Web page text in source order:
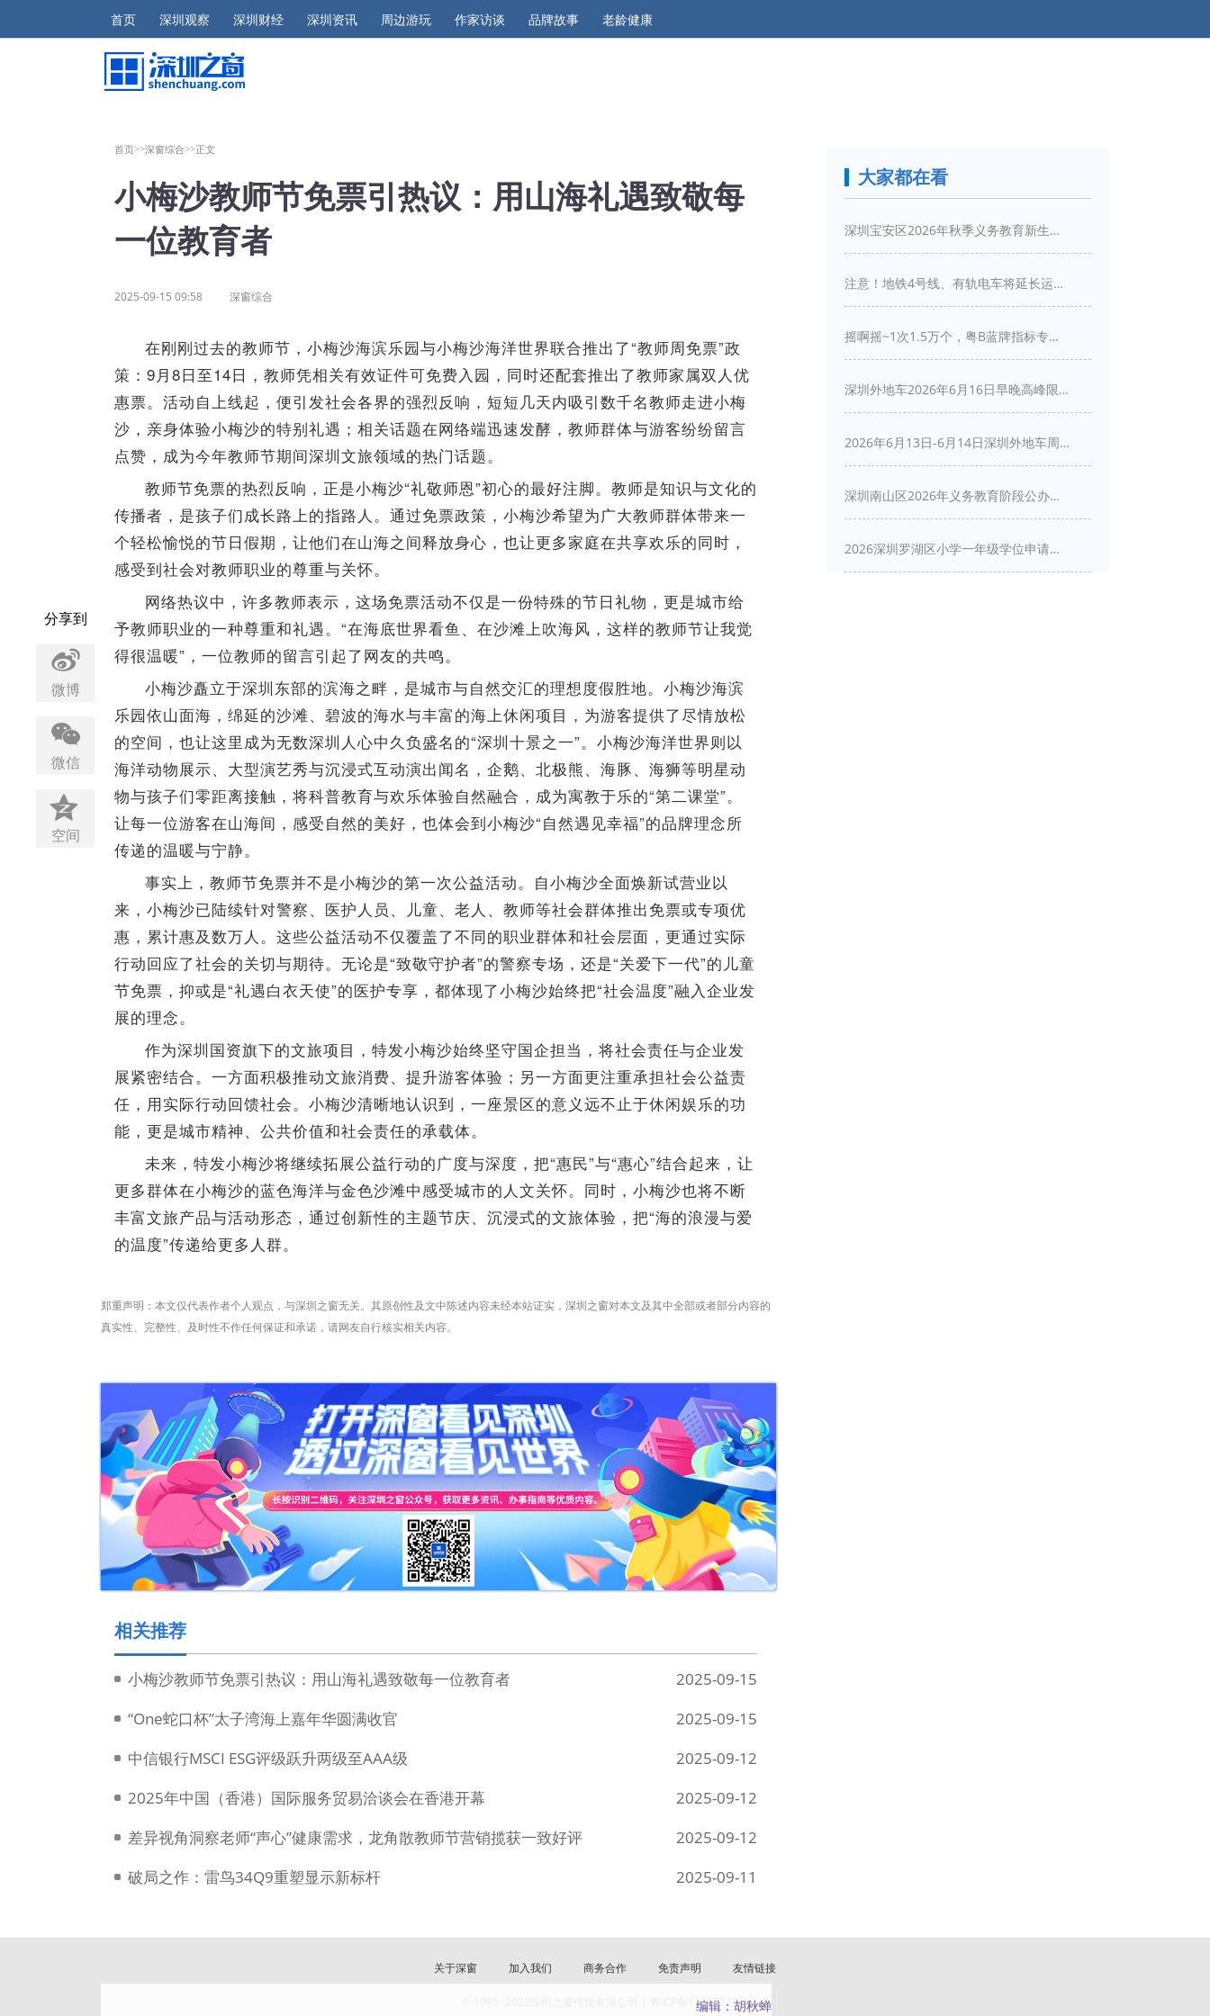
首页 深圳观察 深圳财经 深圳资讯 周边游玩 作家访谈 品牌故事 老龄健康
首页>>深窗综合>>正文
小梅沙教师节免票引热议：用山海礼遇致敬每
一位教育者
2025-09-15 09:58 深窗综合
在刚刚过去的教师节，小梅沙海滨乐园与小梅沙海洋世界联合推出了“教师周免票”政
策：9月8日至14日，教师凭相关有效证件可免费入园，同时还配套推出了教师家属双人优
惠票。活动自上线起，便引发社会各界的强烈反响，短短几天内吸引数千名教师走进小梅
沙，亲身体验小梅沙的特别礼遇；相关话题在网络端迅速发酵，教师群体与游客纷纷留言
点赞，成为今年教师节期间深圳文旅领域的热门话题。
教师节免票的热烈反响，正是小梅沙“礼敬师恩”初心的最好注脚。教师是知识与文化的
传播者，是孩子们成长路上的指路人。通过免票政策，小梅沙希望为广大教师群体带来一
个轻松愉悦的节日假期，让他们在山海之间释放身心，也让更多家庭在共享欢乐的同时，
感受到社会对教师职业的尊重与关怀。
网络热议中，许多教师表示，这场免票活动不仅是一份特殊的节日礼物，更是城市给
予教师职业的一种尊重和礼遇。“在海底世界看鱼、在沙滩上吹海风，这样的教师节让我觉
得很温暖”，一位教师的留言引起了网友的共鸣。
小梅沙矗立于深圳东部的滨海之畔，是城市与自然交汇的理想度假胜地。小梅沙海滨
乐园依山面海，绵延的沙滩、碧波的海水与丰富的海上休闲项目，为游客提供了尽情放松
的空间，也让这里成为无数深圳人心中久负盛名的“深圳十景之一”。小梅沙海洋世界则以
海洋动物展示、大型演艺秀与沉浸式互动演出闻名，企鹅、北极熊、海豚、海狮等明星动
物与孩子们零距离接触，将科普教育与欢乐体验自然融合，成为寓教于乐的“第二课堂”。
让每一位游客在山海间，感受自然的美好，也体会到小梅沙“自然遇见幸福”的品牌理念所
传递的温暖与宁静。
事实上，教师节免票并不是小梅沙的第一次公益活动。自小梅沙全面焕新试营业以
来，小梅沙已陆续针对警察、医护人员、儿童、老人、教师等社会群体推出免票或专项优
惠，累计惠及数万人。这些公益活动不仅覆盖了不同的职业群体和社会层面，更通过实际
行动回应了社会的关切与期待。无论是“致敬守护者”的警察专场，还是“关爱下一代”的儿童
节免票，抑或是“礼遇白衣天使”的医护专享，都体现了小梅沙始终把“社会温度”融入企业发
展的理念。
作为深圳国资旗下的文旅项目，特发小梅沙始终坚守国企担当，将社会责任与企业发
展紧密结合。一方面积极推动文旅消费、提升游客体验；另一方面更注重承担社会公益责
任，用实际行动回馈社会。小梅沙清晰地认识到，一座景区的意义远不止于休闲娱乐的功
能，更是城市精神、公共价值和社会责任的承载体。
未来，特发小梅沙将继续拓展公益行动的广度与深度，把“惠民”与“惠心”结合起来，让
更多群体在小梅沙的蓝色海洋与金色沙滩中感受城市的人文关怀。同时，小梅沙也将不断
丰富文旅产品与活动形态，通过创新性的主题节庆、沉浸式的文旅体验，把“海的浪漫与爱
的温度”传递给更多人群。
郑重声明：本文仅代表作者个人观点，与深圳之窗无关。其原创性及文中陈述内容未经本站证实，深圳之窗对本文及其中全部或者部分内容的
真实性、完整性、及时性不作任何保证和承诺，请网友自行核实相关内容。
编辑：胡秋蝉
分享到
微博
微信
空间
相关推荐
小梅沙教师节免票引热议：用山海礼遇致敬每一位教育者
2025-09-15
“One蛇口杯”太子湾海上嘉年华圆满收官
2025-09-15
中信银行MSCI ESG评级跃升两级至AAA级
2025-09-12
2025年中国（香港）国际服务贸易洽谈会在香港开幕
2025-09-12
差异视角洞察老师“声心”健康需求，龙角散教师节营销揽获一致好评
2025-09-12
破局之作：雷鸟34Q9重塑显示新标杆
2025-09-11
大家都在看
深圳宝安区2026年秋季义务教育新生入学指引
注意！地铁4号线、有轨电车将延长运营服务！
摇啊摇~1次1.5万个，粤B蓝牌指标专项摇号又来啦！
深圳外地车2026年6月16日早晚高峰限行详情
2026年6月13日-6月14日深圳外地车周末限行吗
深圳南山区2026年义务教育阶段公办学校新生入学申请指南
2026深圳罗湖区小学一年级学位申请指南
关于深窗 加入我们 商务合作 免责声明 友情链接
© 1995~2022深圳之窗传媒有限公司 | 粤ICP备11067328号